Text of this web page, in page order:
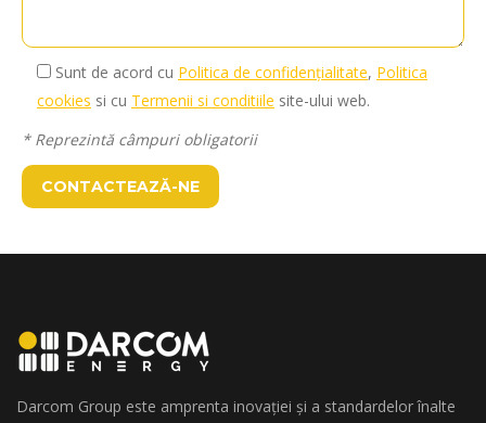
Sunt de acord cu Politica de confidențialitate, Politica
cookies si cu Termenii si conditiile site-ului web.
* Reprezintă câmpuri obligatorii
Darcom Group este amprenta inovației și a standardelor înalte